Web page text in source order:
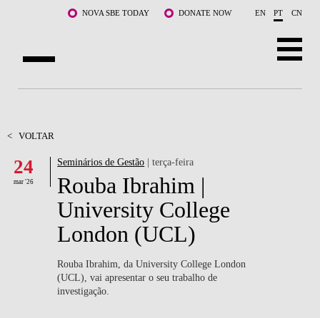
Saltar para o conteúdo principalNOVA SBE TODAY DONATE NOW EN PT CN
DOCENTES E INVESTIGAÇÃO
COMUNIDADE
LIFE AT NOVA SBE
WHAT'S HAPPENING
< VOLTAR
24
mar '26
Seminários de Gestão | terça-feira
Rouba Ibrahim |
University College
London (UCL)
Rouba Ibrahim, da University College London
(UCL), vai apresentar o seu trabalho de
investigação.